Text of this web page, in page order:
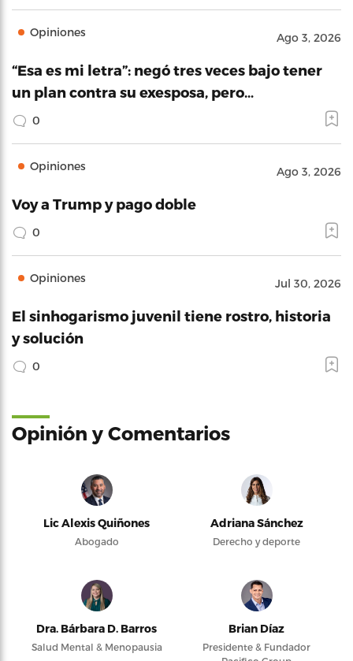
Opiniones Ago 3, 2026
“Esa es mi letra”: negó tres veces bajo tener
un plan contra su exesposa, pero…
0
Opiniones Ago 3, 2026
Voy a Trump y pago doble
0
Opiniones Jul 30, 2026
El sinhogarismo juvenil tiene rostro, historia
y solución
0
Opinión y Comentarios
Lic Alexis Quiñones
Abogado
Adriana Sánchez
Derecho y deporte
Dra. Bárbara D. Barros
Salud Mental & Menopausia
Brian Díaz
Presidente & Fundador